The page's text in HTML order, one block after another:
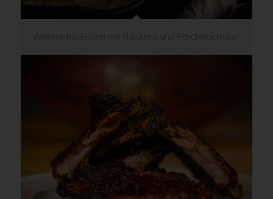
Weihnachts-Braten mit Naturreis und Fenchelgemüse